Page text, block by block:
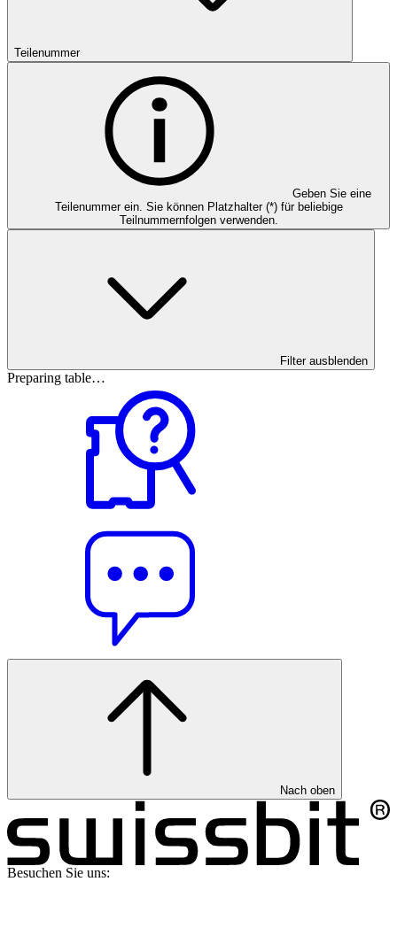
Teilenummer
Geben Sie eine
Teilenummer ein. Sie können Platzhalter (*) für beliebige
Teilnummernfolgen verwenden.
Filter ausblenden
Preparing table…
Nach oben
Besuchen Sie uns: